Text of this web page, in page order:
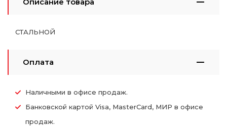
СТАЛЬНОЙ
Оплата
Наличными в офисе продаж.
Банковской картой Visa, MasterCard, МИР в офисе
продаж.